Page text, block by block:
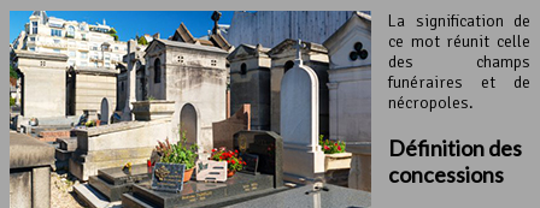
La signification de
ce mot réunit celle
des champs
funéraires et de
nécropoles.
Définition des
concessions